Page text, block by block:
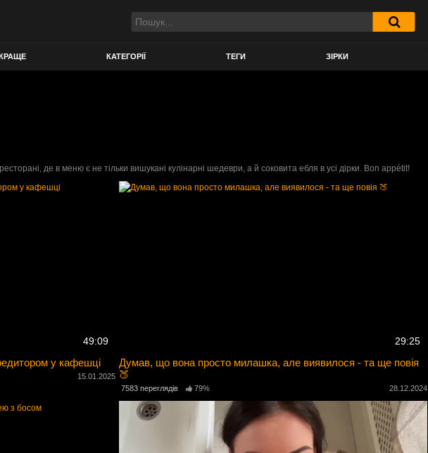
КАТЕГОРІЇ ТЕГИ ЗІРКИ
де в меню є не тільки вишукані кулінарні шедеври, а й соковита ебля в усі дірки. Bon appétit!
49:09
у кафешці
15.01.2025
29:25
Думав, що вона просто милашка, але виявилося - та ще повія
🍑
7583 переглядів 79% 28.12.2024